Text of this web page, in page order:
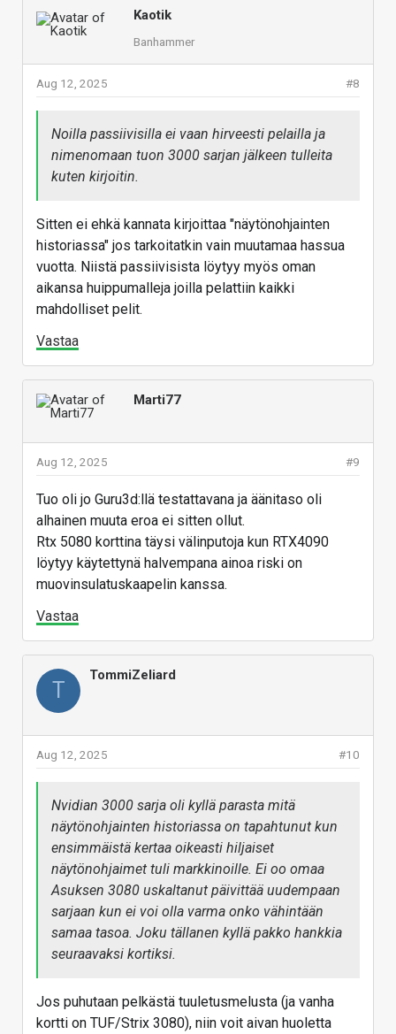
Kaotik
Banhammer
#8
Aug 12, 2025
Noilla passiivisilla ei vaan hirveesti pelailla ja
nimenomaan tuon 3000 sarjan jälkeen tulleita
kuten kirjoitin.
Sitten ei ehkä kannata kirjoittaa "näytönohjainten
historiassa" jos tarkoitatkin vain muutamaa hassua
vuotta. Niistä passiivisista löytyy myös oman
aikansa huippumalleja joilla pelattiin kaikki
mahdolliset pelit.
Vastaa
Marti77
#9
Aug 12, 2025
Tuo oli jo Guru3d:llä testattavana ja äänitaso oli
alhainen muuta eroa ei sitten ollut.
Rtx 5080 korttina täysi välinputoja kun RTX4090
löytyy käytettynä halvempana ainoa riski on
muovinsulatuskaapelin kanssa.
Vastaa
T
TommiZeliard
#10
Aug 12, 2025
Nvidian 3000 sarja oli kyllä parasta mitä
näytönohjainten historiassa on tapahtunut kun
ensimmäistä kertaa oikeasti hiljaiset
näytönohjaimet tuli markkinoille. Ei oo omaa
Asuksen 3080 uskaltanut päivittää uudempaan
sarjaan kun ei voi olla varma onko vähintään
samaa tasoa. Joku tällanen kyllä pakko hankkia
seuraavaksi kortiksi.
Jos puhutaan pelkästä tuuletusmelusta (ja vanha
kortti on TUF/Strix 3080), niin voit aivan huoletta